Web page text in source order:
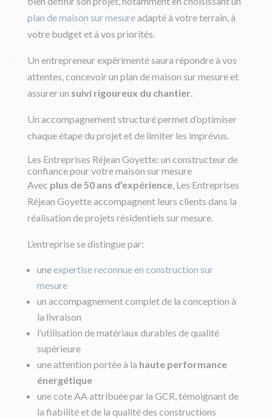
plan de maison sur mesureadapté à votre terrain, à
votre budget et à vos priorités.
Un entrepreneur expérimenté saura répondre à vos
attentes, concevoir un plan de maison sur mesure et
assurer un suivi rigoureux du chantier.
Un accompagnement structuré permet d’optimiser
chaque étape du projet et de limiter les imprévus.
Les Entreprises Réjean Goyette: un constructeur de
confiance pour votre maison sur mesure
Avec plus de 50 ans d’expérience, Les Entreprises
Réjean Goyette accompagnent leurs clients dans la
réalisation de projets résidentiels sur mesure.
L’entreprise se distingue par:
uneexpertise reconnue en construction sur
mesure
un accompagnement complet de la conception à
la livraison
l’utilisation de matériaux durables de qualité
supérieure
une attention portée à la haute performance
énergétique
une cote AA attribuée par la GCR, témoignant de
la fiabilité et de la qualité des constructions